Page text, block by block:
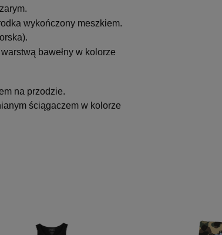
wykończony meszkiem.
bawełny w kolorze
na przodzie.
ściągaczem w kolorze